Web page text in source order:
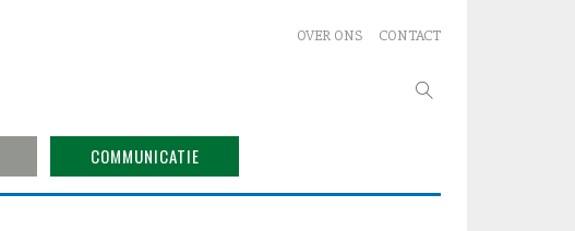
OVER ONS CONTACT
COMMUNICATIE